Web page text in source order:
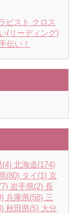
ピスト クロス
(リーディング)
伝い！
(4) 北海道(174)
(80) タイ (1) 京
岩手県(2) 長
兵庫県(58) 三
秋田県(5) 大分